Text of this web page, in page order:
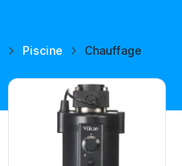
Piscine Chauffage